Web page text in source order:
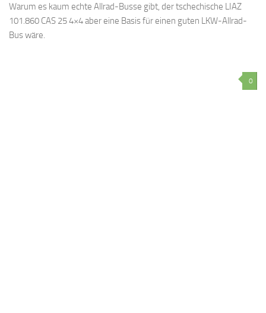
Warum es kaum echte Allrad-Busse gibt, der tschechische LIAZ
101.860 CAS 25 4×4 aber eine Basis für einen guten LKW-Allrad-
Bus wäre.
0